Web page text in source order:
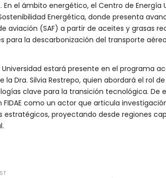
En el ámbito energético, el Centro de Energía
Energética, donde presenta
aviación (SAF) a partir de aceites y grasas
para la descarbonización del transporte
Universidad estará presente en el programa
la Dra. Silvia Restrepo, quien abordará el rol
clave para la transición tecnológica. De
FIDAE como un actor que articula
estratégicos, proyectando desde regiones